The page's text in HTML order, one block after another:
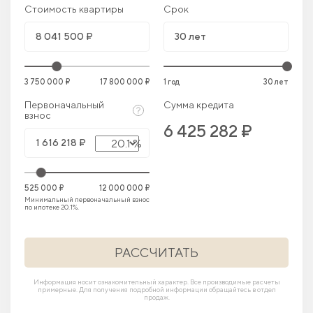
Стоимость квартиры
3 750 000 ₽ 17 800 000 ₽
Срок
1 год 30 лет
Первоначальный
взнос
20.1 %
525 000 ₽
12 000 000 ₽
Минимальный первоначальный взнос
по ипотеке 20.1%.
Сумма кредита
6 425 282 ₽
РАССЧИТАТЬ
Информация носит ознакомительный характер. Все производимые расчеты
примерные. Для получения подробной информации обращайтесь в отдел
продаж.